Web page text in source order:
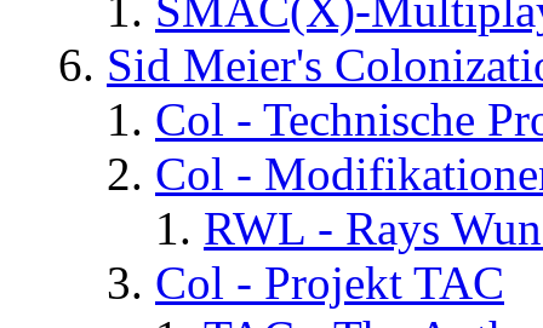
Sid Meier's
Col - Technische
Col -
RWL - Rays
Col - Projekt TAC